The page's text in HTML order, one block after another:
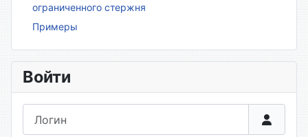
ограниченного стержня
Примеры
Войти